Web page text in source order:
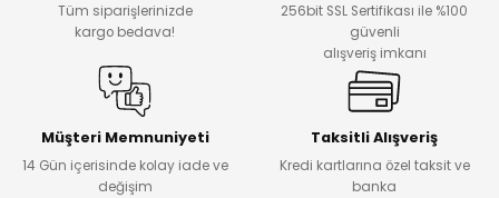
₺ 580
Bagi Erkek Çocuk Kot Pantolon Luvin Erkek Bebek Tulum
Tüm siparişlerinizde
kargo bedava!
256bit SSL Sertifikası ile %100
güvenli
alışveriş imkanı
Müşteri Memnuniyeti
14 Gün içerisinde kolay iade ve
değişim
Taksitli Alışveriş
Kredi kartlarına özel taksit ve
banka